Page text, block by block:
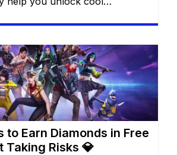
players, diamonds feel like
can transform the game
best part? You don’t always
real money […]
to Earn Diamonds in Free
Taking Risks 💎